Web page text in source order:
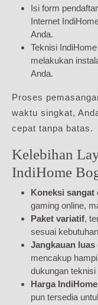
Isi form
Internet
Anda.
Teknisi
melakukan
Anda.
Proses
waktu singkat,
cepat tanpa batas.
Kelebihan
IndiHome
Koneksi sangat
gaming online,
Paket variatif,
sesuai
Jangkauan
mencakup
dukungan teknisi
Harga
pun tersedia